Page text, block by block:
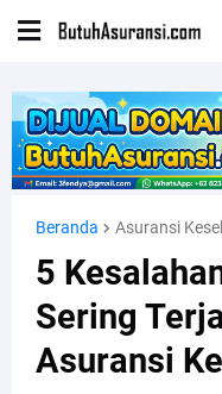
Beranda Asuransi
5
Sering
Asuransi